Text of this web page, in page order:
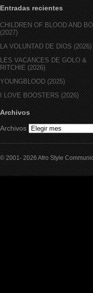
Entradas recientes
CHILDREN OF BLOOD AND
(2027)
LA VOLUNTAD DE DIOS (2026)
LES VACANCES DE GOLO &
RITCHIE (2026)
YOUNGBLOOD (2025)
I LOVE BOOSTERS (2026)
Archivos
Archivos
© 2001- 2026 Afro Style